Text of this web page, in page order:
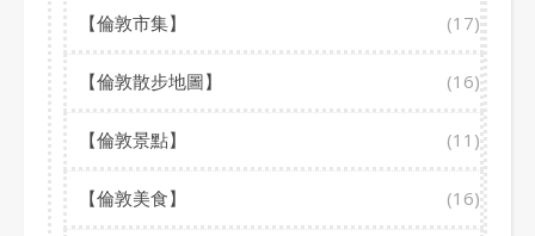
【倫敦市集】 (17)
【倫敦散步地圖】 (16)
【倫敦景點】 (11)
【倫敦美食】 (16)